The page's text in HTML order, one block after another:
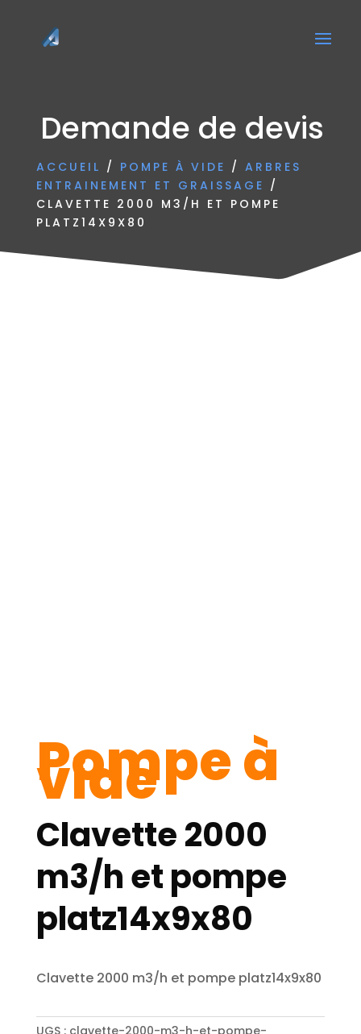
Demande de devis
ACCUEIL / POMPE À VIDE / ARBRES
ENTRAINEMENT ET GRAISSAGE /
CLAVETTE 2000 M3/H ET POMPE
PLATZ14X9X80
Pompe à
vide
Clavette 2000
m3/h et pompe
platz14x9x80
Clavette 2000 m3/h et pompe platz14x9x80